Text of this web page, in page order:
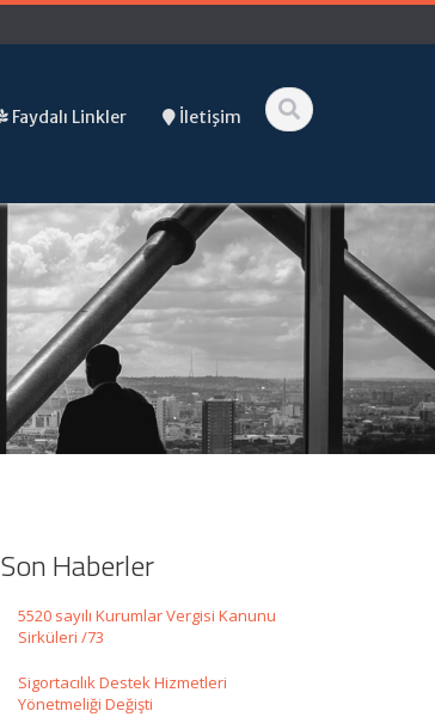
Faydalı Linkler İletişim
Son Haberler
5520 sayılı Kurumlar Vergisi Kanunu
Sirküleri /73
Sigortacılık Destek Hizmetleri
Yönetmeliği Değişti